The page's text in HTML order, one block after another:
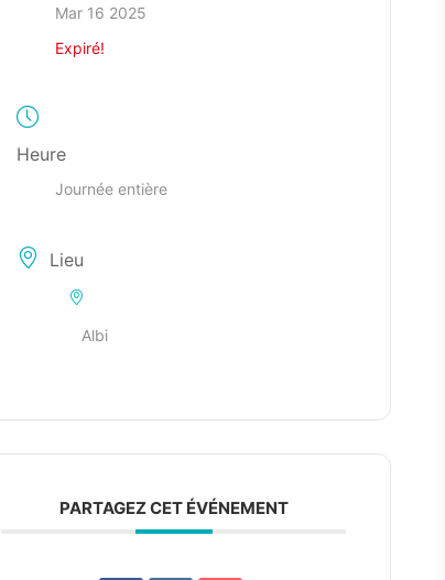
Mar 16 2025
Expiré!
Heure
Journée entière
Lieu
Albi
PARTAGEZ CET ÉVÉNEMENT